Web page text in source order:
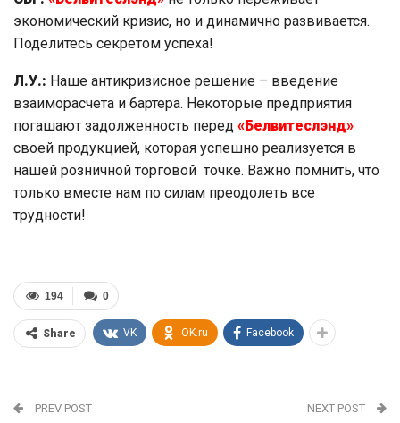
экономический кризис, но и динамично развивается.
Поделитесь секретом успеха!
Л.У.: Наше антикризисное решение – введение
взаиморасчета и бартера. Некоторые предприятия
погашают задолженность перед «Белвитеслэнд»
своей продукцией, которая успешно реализуется в
нашей розничной торговой точке. Важно помнить, что
только вместе нам по силам преодолеть все
трудности!
0
194
Share VK OK.ru Facebook
PREV POST NEXT POST